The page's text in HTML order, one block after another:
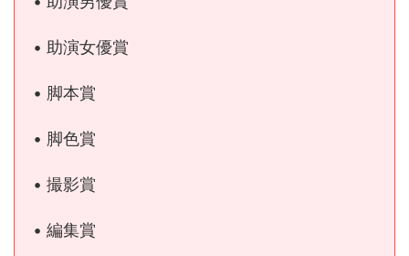
• 助演女優賞
• 脚本賞
• 脚色賞
• 撮影賞
• 編集賞